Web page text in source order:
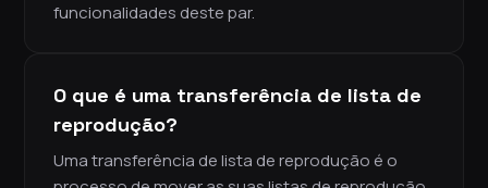
funcionalidades deste par.
O que é uma transferência de lista de
reprodução?
Uma transferência de lista de reprodução é o